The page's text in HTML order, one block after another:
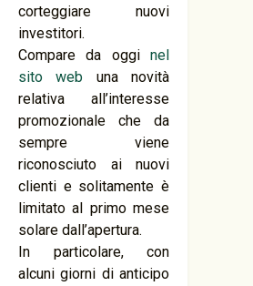
corteggiare nuovi
investitori.
Compare da ogginel
sito web una novità
relativa all’interesse
promozionale che da
sempre viene
riconosciuto ai nuovi
clienti e solitamente è
limitato al primo mese
solare dall’apertura.
In particolare, con
alcuni giorni di anticipo